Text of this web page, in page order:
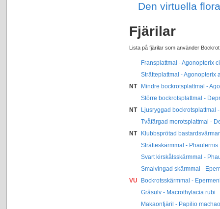
Den virtuella
Fjärilar
Lista på fjärilar som använder
Fransplattmal - Agonopterix
Strätteplattmal - Agonopterix
NT
Mindre bockrotsplattmal -
Större bockrotsplattmal -
NT
Ljusryggad bockrotsplattmal
Tvåfärgad morotsplattmal -
NT
Klubbsprötad
Strätteskärmmal - Phaulernis
Svart kirskålsskärmmal -
Smalvingad skärmmal -
VU
Bockrotsskärmmal -
Gräsulv - Macrothylacia rubi
Makaonfjäril - Papilio